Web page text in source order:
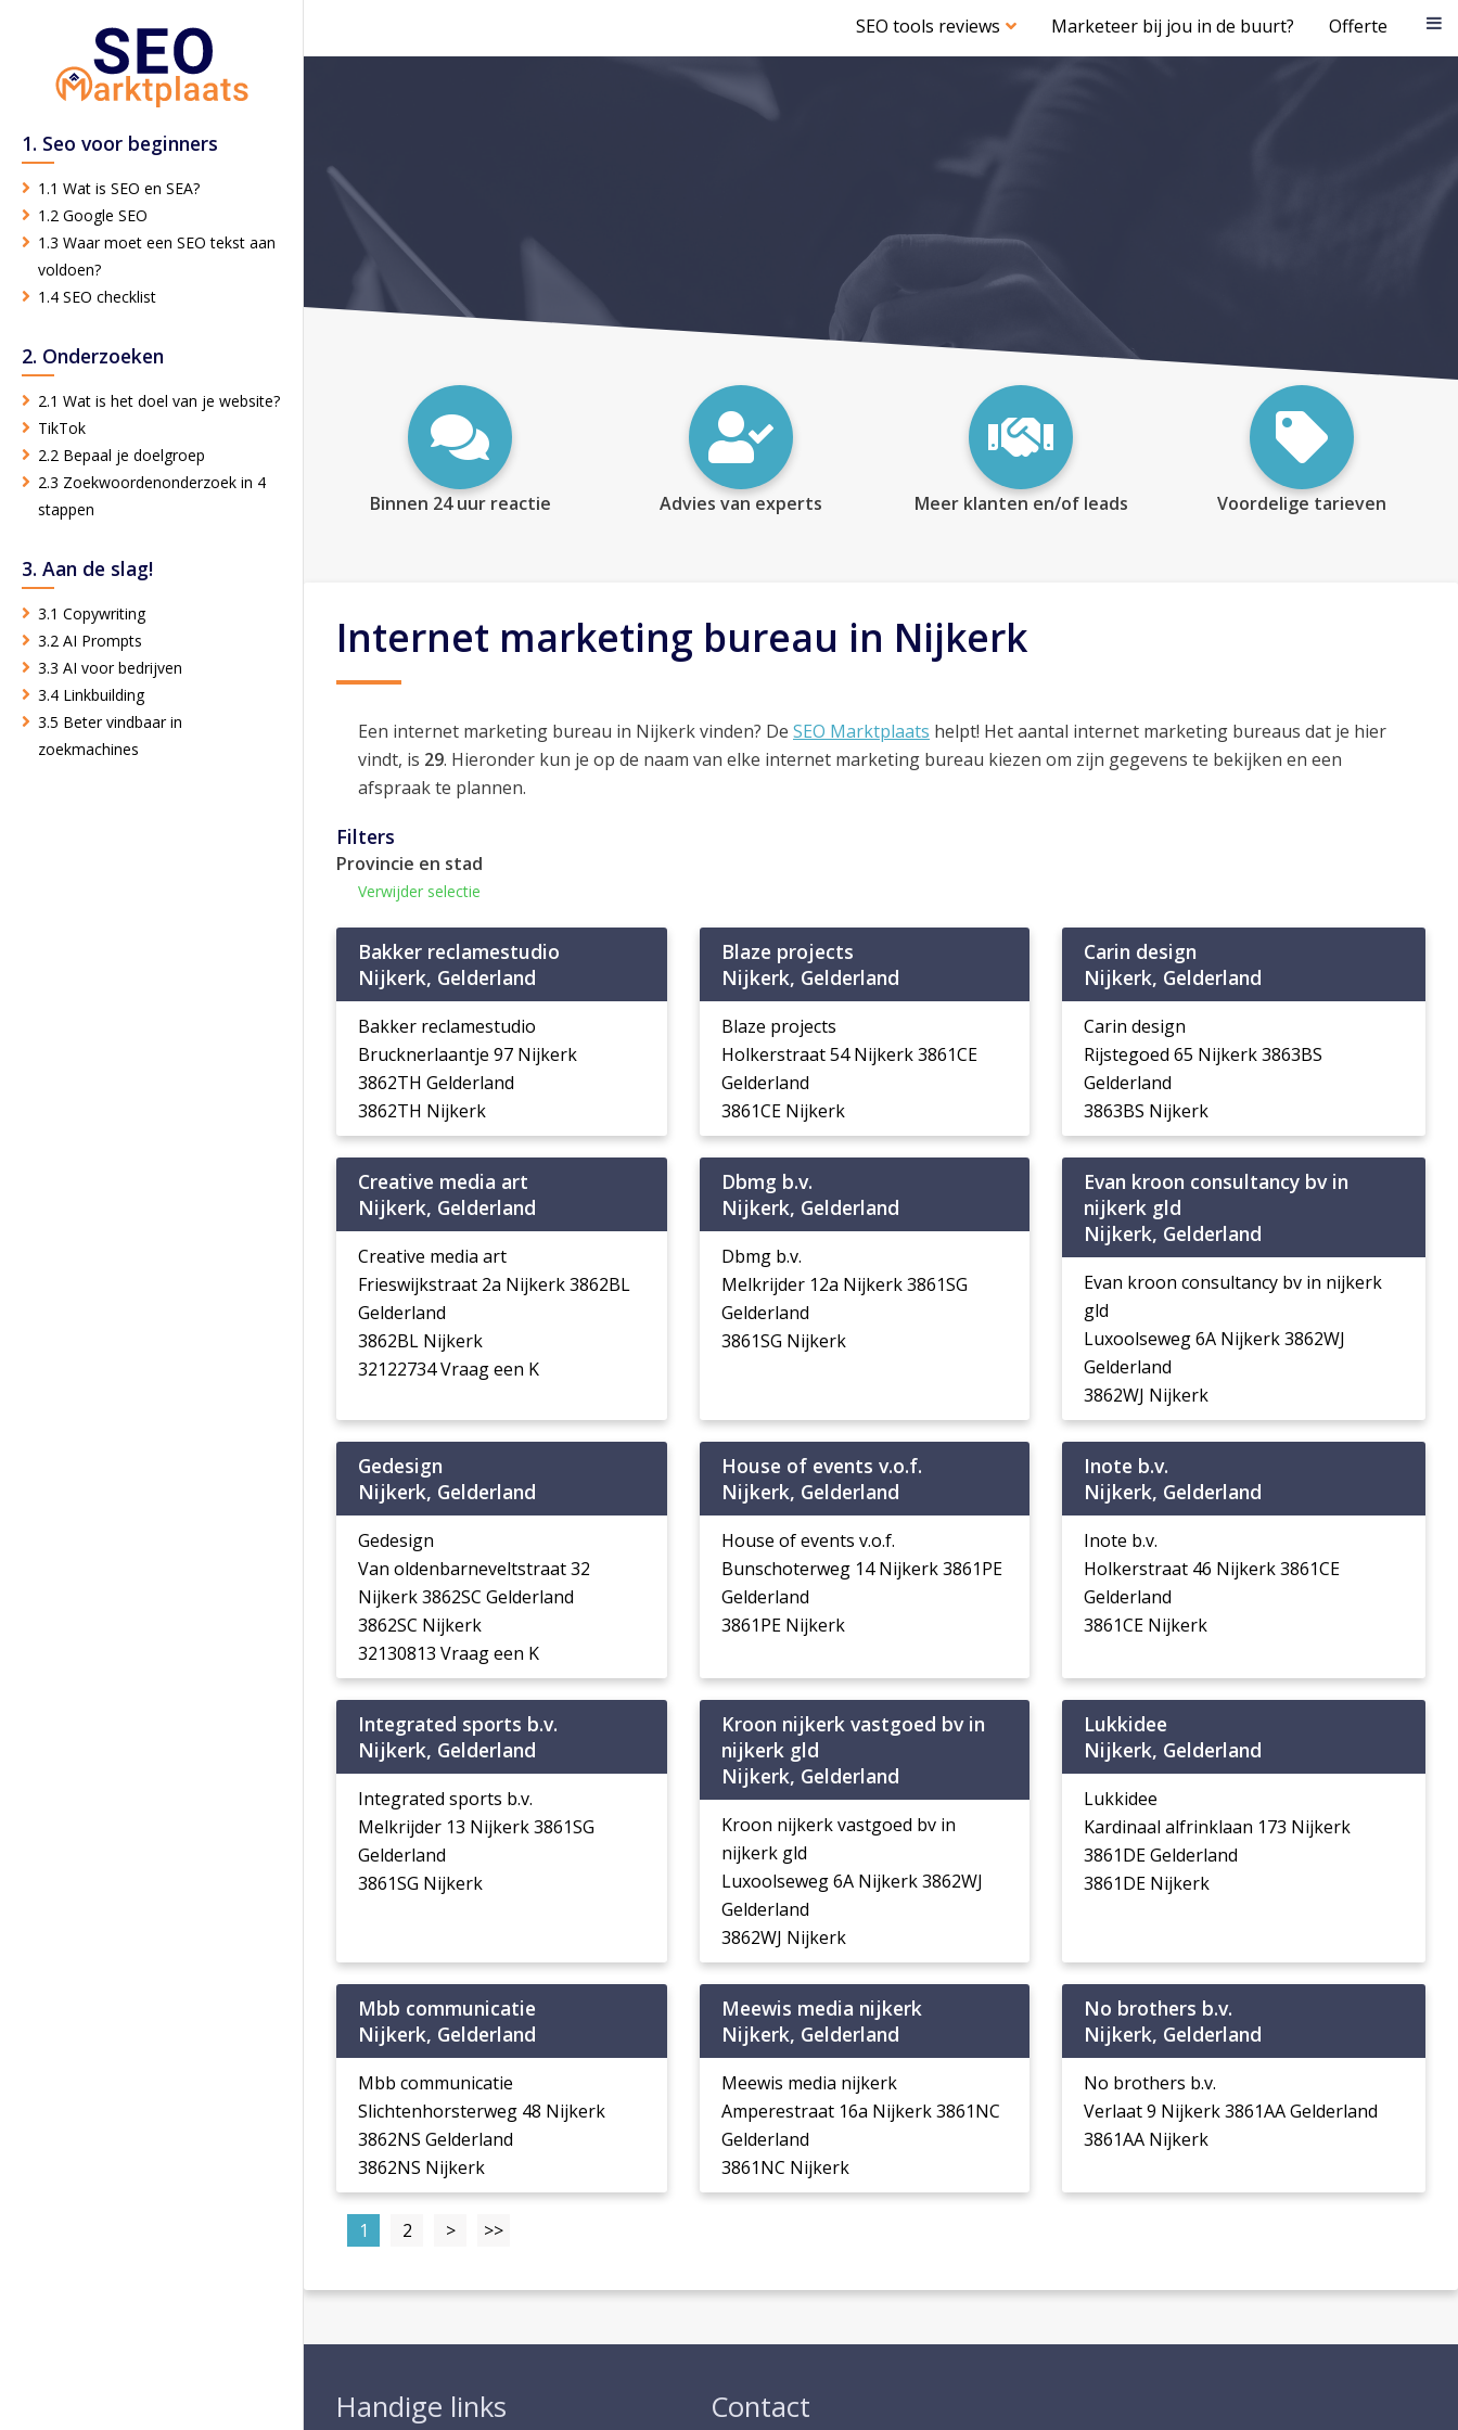
SEO tools reviews Marketeer bij jou in de buurt? Offerte
1. Seo voor beginners
1.1 Wat is SEO en SEA?
1.2 Google SEO
1.3 Waar moet een SEO tekst aan
voldoen?
1.4 SEO checklist
2. Onderzoeken
2.1 Wat is het doel van je website?
TikTok
2.2 Bepaal je doelgroep
2.3 Zoekwoordenonderzoek in 4
stappen
3. Aan de slag!
3.1 Copywriting
3.2 AI Prompts
3.3 AI voor bedrijven
3.4 Linkbuilding
3.5 Beter vindbaar in
zoekmachines
Binnen 24 uur reactie Advies van experts Meer klanten en/of leads Voordelige tarieven
Internet marketing bureau in Nijkerk
Een internet marketing bureau in Nijkerk vinden? De SEO Marktplaats helpt! Het aantal internet marketing bureaus dat je hier
vindt, is 29. Hieronder kun je op de naam van elke internet marketing bureau kiezen om zijn gegevens te bekijken en een
afspraak te plannen.
Filters
Provincie en stad
Verwijder selectie
Bakker reclamestudio
Nijkerk, Gelderland
Bakker reclamestudio
Brucknerlaantje 97 Nijkerk
3862TH Gelderland
3862TH Nijkerk
Blaze projects
Nijkerk, Gelderland
Blaze projects
Holkerstraat 54 Nijkerk 3861CE
Gelderland
3861CE Nijkerk
Carin design
Nijkerk, Gelderland
Carin design
Rijstegoed 65 Nijkerk 3863BS
Gelderland
3863BS Nijkerk
Creative media art
Nijkerk, Gelderland
Creative media art
Frieswijkstraat 2a Nijkerk 3862BL
Gelderland
3862BL Nijkerk
32122734 Vraag een K
Dbmg b.v.
Nijkerk, Gelderland
Dbmg b.v.
Melkrijder 12a Nijkerk 3861SG
Gelderland
3861SG Nijkerk
Evan kroon consultancy bv in
nijkerk gld
Nijkerk, Gelderland
Evan kroon consultancy bv in nijkerk
gld
Luxoolseweg 6A Nijkerk 3862WJ
Gelderland
3862WJ Nijkerk
Gedesign
Nijkerk, Gelderland
Gedesign
Van oldenbarneveltstraat 32
Nijkerk 3862SC Gelderland
3862SC Nijkerk
32130813 Vraag een K
House of events v.o.f.
Nijkerk, Gelderland
House of events v.o.f.
Bunschoterweg 14 Nijkerk 3861PE
Gelderland
3861PE Nijkerk
Inote b.v.
Nijkerk, Gelderland
Inote b.v.
Holkerstraat 46 Nijkerk 3861CE
Gelderland
3861CE Nijkerk
Integrated sports b.v.
Nijkerk, Gelderland
Integrated sports b.v.
Melkrijder 13 Nijkerk 3861SG
Gelderland
3861SG Nijkerk
Kroon nijkerk vastgoed bv in
nijkerk gld
Nijkerk, Gelderland
Kroon nijkerk vastgoed bv in
nijkerk gld
Luxoolseweg 6A Nijkerk 3862WJ
Gelderland
3862WJ Nijkerk
Lukkidee
Nijkerk, Gelderland
Lukkidee
Kardinaal alfrinklaan 173 Nijkerk
3861DE Gelderland
3861DE Nijkerk
Mbb communicatie
Nijkerk, Gelderland
Mbb communicatie
Slichtenhorsterweg 48 Nijkerk
3862NS Gelderland
3862NS Nijkerk
Meewis media nijkerk
Nijkerk, Gelderland
Meewis media nijkerk
Amperestraat 16a Nijkerk 3861NC
Gelderland
3861NC Nijkerk
No brothers b.v.
Nijkerk, Gelderland
No brothers b.v.
Verlaat 9 Nijkerk 3861AA Gelderland
3861AA Nijkerk
1 2 > >>
Handige links Contact